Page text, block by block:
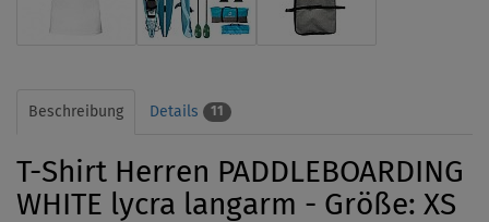
Beschreibung Details 11
T-Shirt Herren PADDLEBOARDING
WHITE lycra langarm - Größe: XS